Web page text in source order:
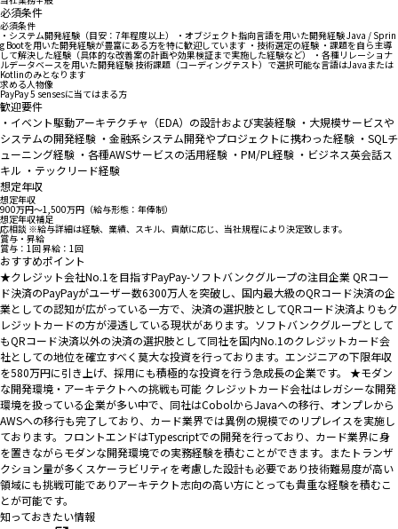
必須条件
必須条件
・システム開発経験（目安：7年程度以上） ・オブジェクト指向言語を用いた開発経験 Java / Sprin
g Bootを用いた開発経験が豊富にある方を特に歓迎しています ・技術選定の経験 ・課題を自ら主導
して解決した経験（具体的な改善案の計画や効果検証まで実施した経験など） ・各種リレーショナ
ルデータベースを用いた開発経験 技術課題（コーディングテスト）で選択可能な言語はJavaまたは
Kotlinのみとなります
求める人物像
PayPay 5 sensesに当てはまる方
歓迎要件
・イベント駆動アーキテクチャ（EDA）の設計および実装経験 ・大規模サービスや
システムの開発経験 ・金融系システム開発やプロジェクトに携わった経験 ・SQLチ
ューニング経験 ・各種AWSサービスの活用経験 ・PM/PL経験 ・ビジネス英会話ス
キル ・テックリード経験
想定年収
想定年収
900万円〜1,500万円（給与形態：年俸制）
想定年収補足
応相談 ※給与詳細は経験、業績、スキル、貢献に応じ、当社規程により決定致します。
賞与・昇給
賞与：1回 昇給：1回
おすすめポイント
★クレジット会社No.1を目指すPayPay-ソフトバンクグループの注目企業 QRコー
ド決済のPayPayがユーザー数6300万人を突破し、国内最大級のQRコード決済の企
業としての認知が広がっている一方で、決済の選択肢としてQRコード決済よりもク
レジットカードの方が浸透している現状があります。ソフトバンクグループとして
もQRコード決済以外の決済の選択肢として同社を国内No.1のクレジットカード会
社としての地位を確立すべく莫大な投資を行っております。エンジニアの下限年収
を580万円に引き上げ、採用にも積極的な投資を行う急成長の企業です。 ★モダン
な開発環境・アーキテクトへの挑戦も可能 クレジットカード会社はレガシーな開発
環境を扱っている企業が多い中で、同社はCobolからJavaへの移行、オンプレから
AWSへの移行も完了しており、カード業界では異例の規模でのリプレイスを実施し
ております。フロントエンドはTypescriptでの開発を行っており、カード業界に身
を置きながらモダンな開発環境での実務経験を積むことができます。またトランザ
クション量が多くスケーラビリティを考慮した設計も必要であり技術難易度が高い
領域にも挑戦可能でありアーキテクト志向の高い方にとっても貴重な経験を積むこ
とが可能です。
知っておきたい情報